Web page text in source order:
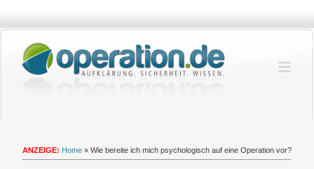
springen
ANZEIGE: Home » Wie bereite ich mich psychologisch auf eine Operation vor?